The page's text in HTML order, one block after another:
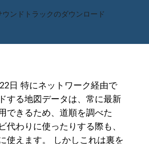
ウンドトラックのダウンロード
日 特にネットワーク経由で
する地図データは、常に最新
できるため、道順を調べた
代わりに使ったりする際も、
使えます。 しかしこれは裏を